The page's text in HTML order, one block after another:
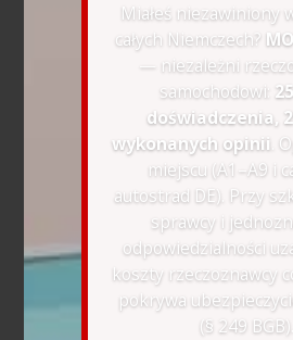
Miałeś niezawiniony
całych Niemczech?
— niezależni
samochodowi:
doświadczenia,
wykonanych opinii .
miejscu (A1–A9 i
autostrad DE). Przy
sprawcy i
odpowiedzialności
koszty rzeczoznawcy
pokrywa
(§ 249 BGB).